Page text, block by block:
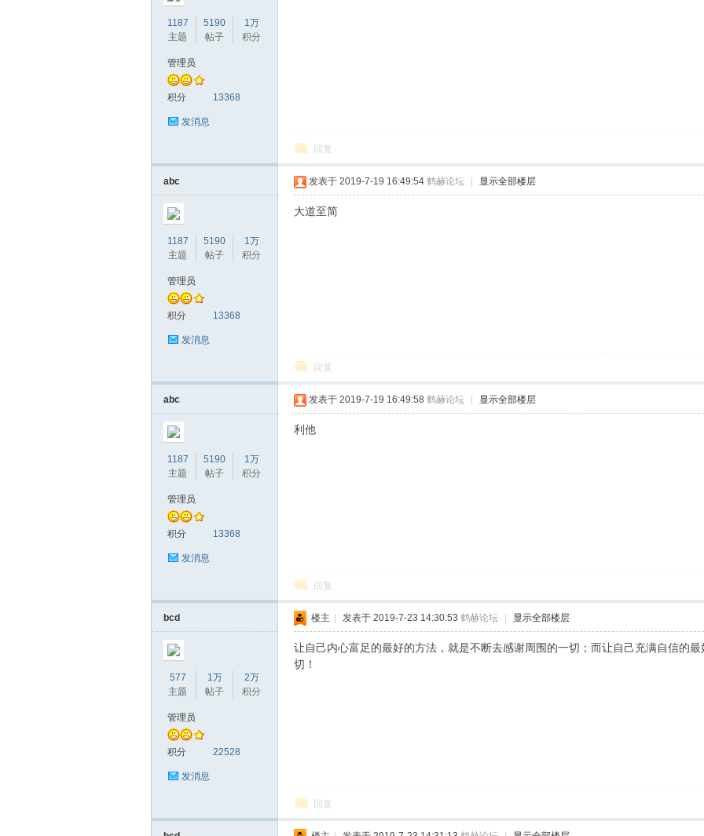
1187
主题
5190
帖子
1万
积分
管理员
积分 13368
发消息
回复
abc
1187
主题
5190
帖子
1万
积分
管理员
积分 13368
发消息
发表于 2019-7-19 16:49:54 鹤赫论坛 显示全部楼层
大道至简
回复
abc
1187
主题
5190
帖子
1万
积分
管理员
积分 13368
发消息
发表于 2019-7-19 16:49:58 鹤赫论坛 显示全部楼层
利他
回复
bcd
577
主题
1万
帖子
2万
积分
管理员
积分 22528
发消息
楼主 发表于 2019-7-23 14:30:53 鹤赫论坛 显示全部楼层
让自己内心富足的最好的方法，就是不断去感谢周围的一切；而让自己充满自信的
切！
回复